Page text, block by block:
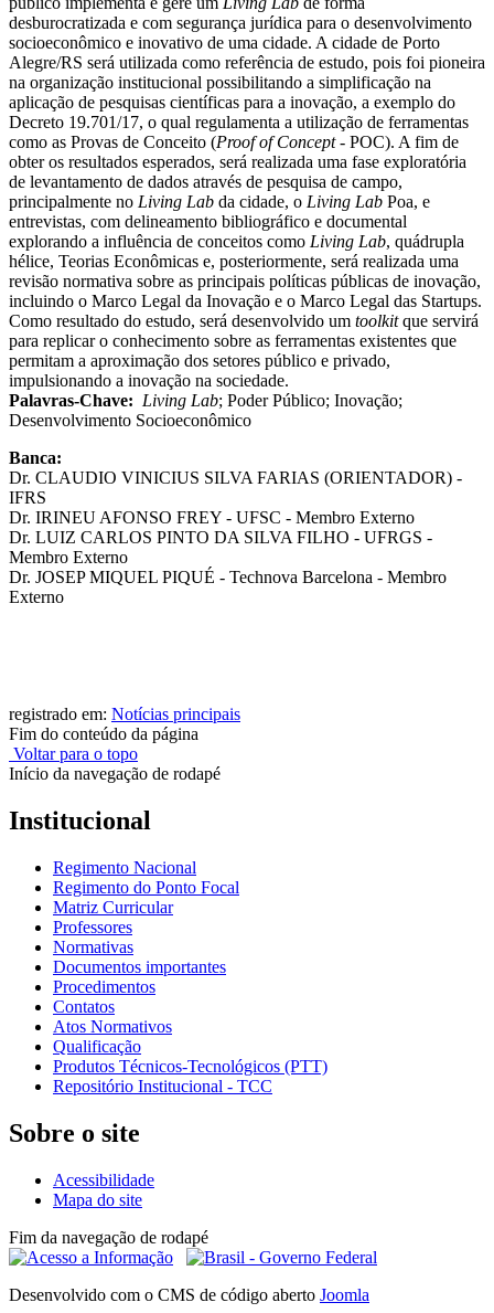
desburocratizada e com segurança jurídica para o desenvolvimento
socioeconômico e inovativo de uma cidade. A cidade de Porto
Alegre/RS será utilizada como referência de estudo, pois foi pioneira
na organização institucional possibilitando a simplificação na
aplicação de pesquisas científicas para a inovação, a exemplo do
Decreto 19.701/17, o qual regulamenta a utilização de ferramentas
como as Provas de Conceito (Proof of Concept- POC). A fim de
obter os resultados esperados, será realizada uma fase exploratória
de levantamento de dados através de pesquisa de campo,
principalmente no Living Lab da cidade, o Living Lab Poa, e
entrevistas, com delineamento bibliográfico e documental
explorando a influência de conceitos como Living Lab, quádrupla
hélice, Teorias Econômicas e, posteriormente, será realizada uma
revisão normativa sobre as principais políticas públicas de inovação,
incluindo o Marco Legal da Inovação e o Marco Legal das Startups.
Como resultado do estudo, será desenvolvido um toolkitque servirá
para replicar o conhecimento sobre as ferramentas existentes que
permitam a aproximação dos setores público e privado,
impulsionando a inovação na sociedade.
Palavras-Chave: Living Lab; Poder Público; Inovação;
Desenvolvimento Socioeconômico
Banca:
Dr. CLAUDIO VINICIUS SILVA FARIAS (ORIENTADOR) -
IFRS
Dr. IRINEU AFONSO FREY - UFSC - Membro Externo
Dr. LUIZ CARLOS PINTO DA SILVA FILHO - UFRGS -
Membro Externo
Dr. JOSEP MIQUEL PIQUÉ - Technova Barcelona - Membro
Externo
registrado em: Notícias principais
Fim do conteúdo da página
Voltar para o topo
Início da navegação de rodapé
Institucional
Regimento Nacional
Regimento do Ponto Focal
Matriz Curricular
Professores
Normativas
Documentos importantes
Procedimentos
Contatos
Atos Normativos
Qualificação
Produtos Técnicos-Tecnológicos (PTT)
Repositório Institucional - TCC
Sobre o site
Acessibilidade
Mapa do site
Fim da navegação de rodapé
Desenvolvido com o CMS de código aberto Joomla